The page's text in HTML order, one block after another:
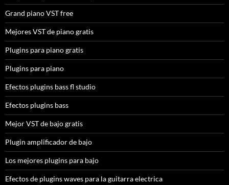
Grand piano VST free
Mejores VST de piano gratis
Plugins para piano gratis
Plugins para piano
Efectos plugins bass fl studio
Efectos plugins bass
Mejor VST de bajo gratis
Plugin amplificador de bajo
Los mejores plugins para bajo
Efectos de plugins waves para la guitarra electrica